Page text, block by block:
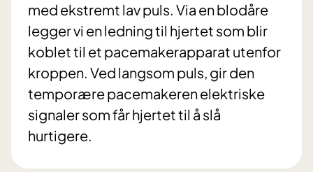
med ekstremt lav puls. Via en blodåre
legger vi en ledning til hjertet som blir
koblet til et pacemakerapparat utenfor
kroppen. Ved langsom puls, gir den
temporære pacemakeren elektriske
signaler som får hjertet til å slå
hurtigere.